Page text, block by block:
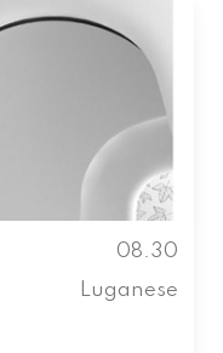
08.30
Luganese